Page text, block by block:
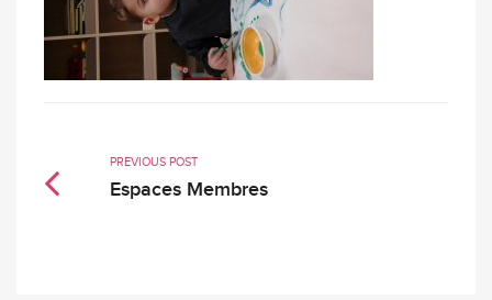
PREVIOUS POST
Espaces Membres